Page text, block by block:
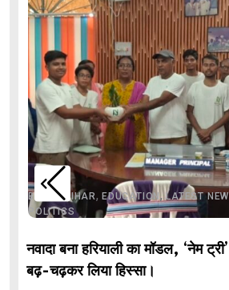
BIHAR,BIHAR, EDUCATION ,LATEST
POLITICS
नवादा बना हरियाली का मॉडल, ‘नेम
बढ़-चढ़कर लिया हिस्सा।